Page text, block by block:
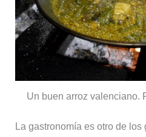
Un buen arroz valenciano.
La gastronomía es otro de los